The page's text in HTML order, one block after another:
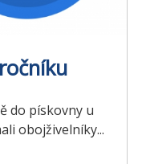
do pískovny u
obojživelníky...